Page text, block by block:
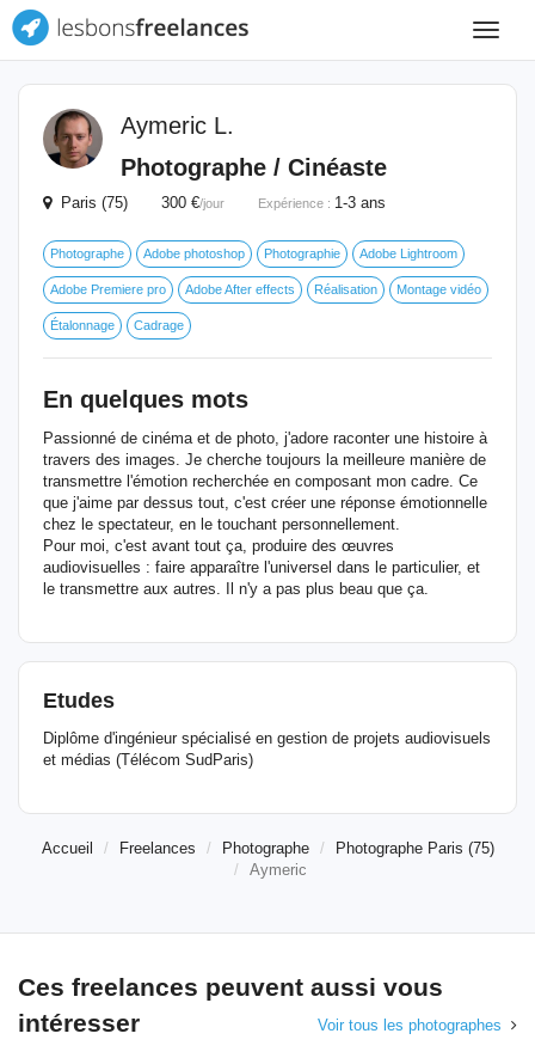
Toggle
Aymeric L.
Photographe / Cinéaste
Paris (75) 300 €/jour Expérience : 1-3 ans
Photographe Adobe photoshop Photographie Adobe Lightroom
Adobe Premiere pro Adobe After effects Réalisation Montage vidéo
Étalonnage Cadrage
En quelques mots
Passionné de cinéma et de photo, j'adore raconter une histoire à
travers des images. Je cherche toujours la meilleure manière de
transmettre l'émotion recherchée en composant mon cadre. Ce
que j'aime par dessus tout, c'est créer une réponse émotionnelle
chez le spectateur, en le touchant personnellement.
Pour moi, c'est avant tout ça, produire des œuvres
audiovisuelles : faire apparaître l'universel dans le particulier, et
le transmettre aux autres. Il n'y a pas plus beau que ça.
Etudes
Diplôme d'ingénieur spécialisé en gestion de projets audiovisuels
et médias (Télécom SudParis)
Accueil Freelances Photographe
Photographe Paris (75)
Aymeric
Ces freelances peuvent aussi vous
intéresser
Voir tous les photographes